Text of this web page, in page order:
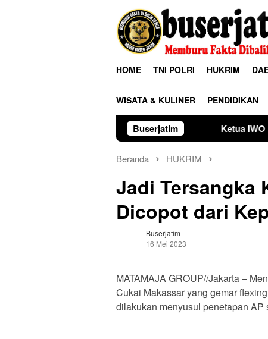
HOME TNI POLRI HUKRIM
WISATA & KULINER PENDIDIKAN
Buserjatim
Ketua IWO Pinrang Tantang
Beranda HUKRIM
Jadi Tersangka
Dicopot dari
Buserjatim
16 Mei 2023
MATAMAJA GROUP//Jakarta –
Cukai Makassar yang gemar
dilakukan menyusul penetapan